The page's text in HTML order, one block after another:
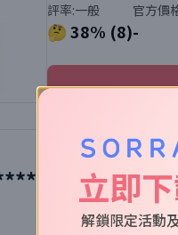
評率:一般
🤔 38% (8)
官方價
-
立即
解鎖限定活動